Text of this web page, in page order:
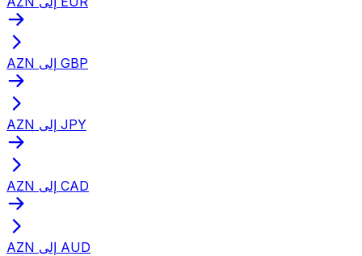
AZN إلى GBP
AZN إلى JPY
AZN إلى CAD
AZN إلى AUD